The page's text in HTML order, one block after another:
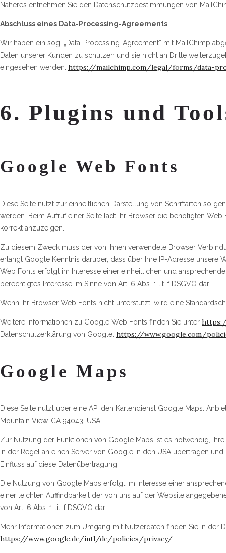
Näheres entnehmen Sie den Datenschutzbestimmungen von
Abschluss eines Data-Processing-Agreements
Wir haben ein sog. „Data-Processing-Agreement“ mit MailChimp
Daten unserer Kunden zu schützen und sie nicht an Dritte
eingesehen werden: https://mailchimp.com/legal/forms/data-
6. Plugins und
Google Web Fonts
Diese Seite nutzt zur einheitlichen Darstellung von Schriftarten so
werden. Beim Aufruf einer Seite lädt Ihr Browser die benötigten
korrekt anzuzeigen.
Zu diesem Zweck muss der von Ihnen verwendete Browser
erlangt Google Kenntnis darüber, dass über Ihre IP-Adresse unsere
Web Fonts erfolgt im Interesse einer einheitlichen und
berechtigtes Interesse im Sinne von Art. 6 Abs. 1 lit. f DSGVO dar.
Wenn Ihr Browser Web Fonts nicht unterstützt, wird eine
Weitere Informationen zu Google Web Fonts finden Sie unter
Datenschutzerklärung von Google: https://www.google.com/
Google Maps
Diese Seite nutzt über eine API den Kartendienst Google Maps.
Mountain View, CA 94043, USA.
Zur Nutzung der Funktionen von Google Maps ist es notwendig,
in der Regel an einen Server von Google in den USA übertragen
Einfluss auf diese Datenübertragung.
Die Nutzung von Google Maps erfolgt im Interesse einer
einer leichten Auffindbarkeit der von uns auf der Website
von Art. 6 Abs. 1 lit. f DSGVO dar.
Mehr Informationen zum Umgang mit Nutzerdaten finden Sie in der
https://www.google.de/intl/de/policies/privacy/